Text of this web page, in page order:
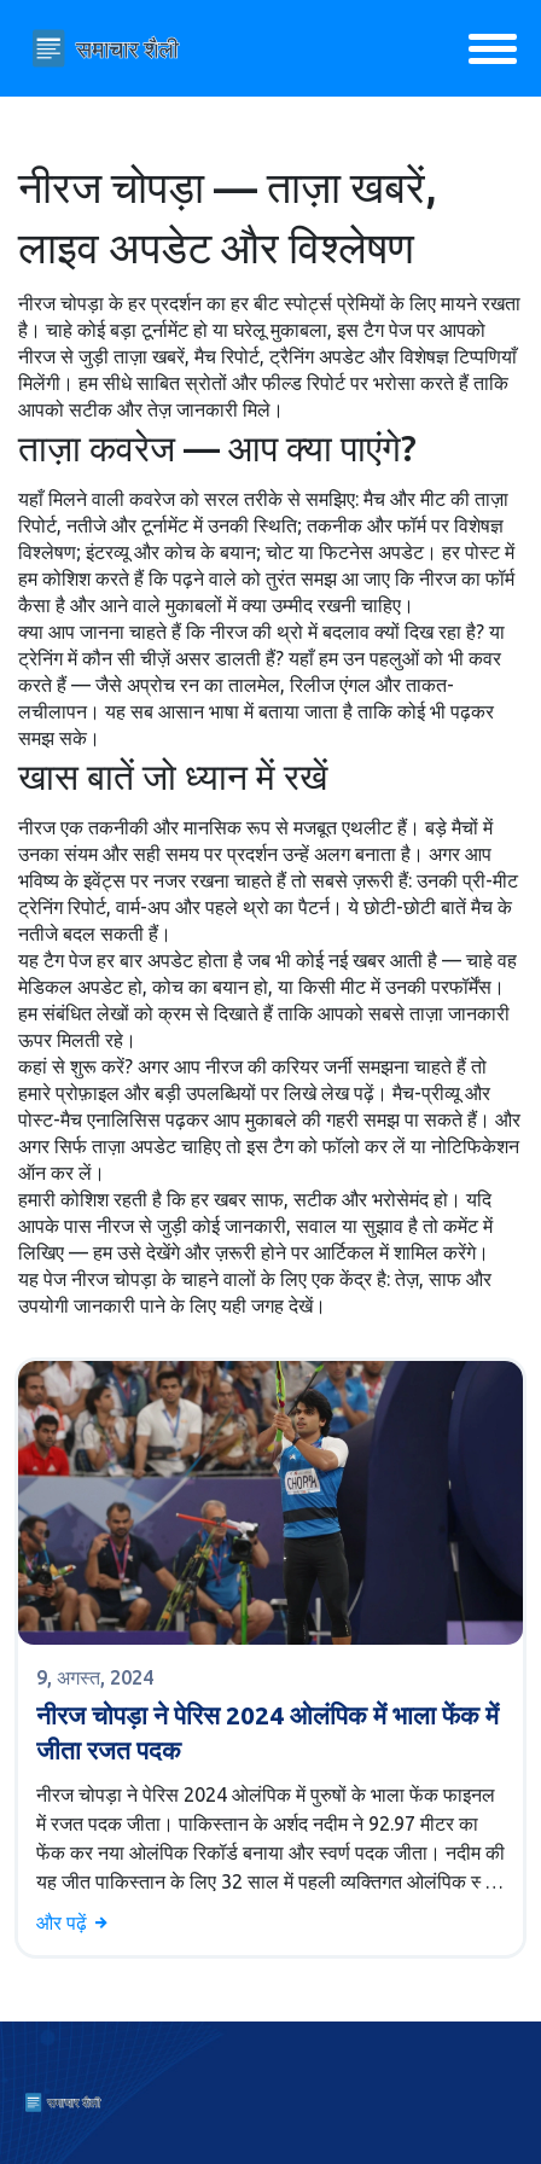
नीरज चोपड़ा — ताज़ा खबरें,
लाइव अपडेट और विश्लेषण
नीरज चोपड़ा के हर प्रदर्शन का हर बीट स्पोर्ट्स प्रेमियों के लिए मायने रखता
है। चाहे कोई बड़ा टूर्नामेंट हो या घरेलू मुकाबला, इस टैग पेज पर आपको
नीरज से जुड़ी ताज़ा खबरें, मैच रिपोर्ट, ट्रैनिंग अपडेट और विशेषज्ञ टिप्पणियाँ
मिलेंगी। हम सीधे साबित स्रोतों और फील्ड रिपोर्ट पर भरोसा करते हैं ताकि
आपको सटीक और तेज़ जानकारी मिले।
ताज़ा कवरेज — आप क्या पाएंगे?
यहाँ मिलने वाली कवरेज को सरल तरीके से समझिए: मैच और मीट की ताज़ा
रिपोर्ट, नतीजे और टूर्नामेंट में उनकी स्थिति; तकनीक और फॉर्म पर विशेषज्ञ
विश्लेषण; इंटरव्यू और कोच के बयान; चोट या फिटनेस अपडेट। हर पोस्ट में
हम कोशिश करते हैं कि पढ़ने वाले को तुरंत समझ आ जाए कि नीरज का फॉर्म
कैसा है और आने वाले मुकाबलों में क्या उम्मीद रखनी चाहिए।
क्या आप जानना चाहते हैं कि नीरज की थ्रो में बदलाव क्यों दिख रहा है? या
ट्रेनिंग में कौन सी चीज़ें असर डालती हैं? यहाँ हम उन पहलुओं को भी कवर
करते हैं — जैसे अप्रोच रन का तालमेल, रिलीज एंगल और ताकत-
लचीलापन। यह सब आसान भाषा में बताया जाता है ताकि कोई भी पढ़कर
समझ सके।
खास बातें जो ध्यान में रखें
नीरज एक तकनीकी और मानसिक रूप से मजबूत एथलीट हैं। बड़े मैचों में
उनका संयम और सही समय पर प्रदर्शन उन्हें अलग बनाता है। अगर आप
भविष्य के इवेंट्स पर नजर रखना चाहते हैं तो सबसे ज़रूरी हैं: उनकी प्री-मीट
ट्रेनिंग रिपोर्ट, वार्म-अप और पहले थ्रो का पैटर्न। ये छोटी-छोटी बातें मैच के
नतीजे बदल सकती हैं।
यह टैग पेज हर बार अपडेट होता है जब भी कोई नई खबर आती है — चाहे वह
मेडिकल अपडेट हो, कोच का बयान हो, या किसी मीट में उनकी परफॉर्मेंस।
हम संबंधित लेखों को क्रम से दिखाते हैं ताकि आपको सबसे ताज़ा जानकारी
ऊपर मिलती रहे।
कहां से शुरू करें? अगर आप नीरज की करियर जर्नी समझना चाहते हैं तो
हमारे प्रोफ़ाइल और बड़ी उपलब्धियों पर लिखे लेख पढ़ें। मैच-प्रीव्यू और
पोस्ट-मैच एनालिसिस पढ़कर आप मुकाबले की गहरी समझ पा सकते हैं। और
अगर सिर्फ ताज़ा अपडेट चाहिए तो इस टैग को फॉलो कर लें या नोटिफिकेशन
ऑन कर लें।
हमारी कोशिश रहती है कि हर खबर साफ, सटीक और भरोसेमंद हो। यदि
आपके पास नीरज से जुड़ी कोई जानकारी, सवाल या सुझाव है तो कमेंट में
लिखिए — हम उसे देखेंगे और ज़रूरी होने पर आर्टिकल में शामिल करेंगे।
यह पेज नीरज चोपड़ा के चाहने वालों के लिए एक केंद्र है: तेज़, साफ और
उपयोगी जानकारी पाने के लिए यही जगह देखें।
9, अगस्त, 2024
नीरज चोपड़ा ने पेरिस 2024 ओलंपिक में भाला फेंक में
जीता रजत पदक
नीरज चोपड़ा ने पेरिस 2024 ओलंपिक में पुरुषों के भाला फेंक फाइनल
में रजत पदक जीता। पाकिस्तान के अर्शद नदीम ने 92.97 मीटर का
फेंक कर नया ओलंपिक रिकॉर्ड बनाया और स्वर्ण पदक जीता। नदीम की
यह जीत पाकिस्तान के लिए 32 साल में पहली व्यक्तिगत ओलंपिक स्वर्ण
पदक थी। चोपड़ा तीसरे भारतीय एथलीट बन गए, जिन्होंने दो अलग-
अलग ओलंपिक में व्यक्तिगत पदक जीते हैं।
और पढ़ें